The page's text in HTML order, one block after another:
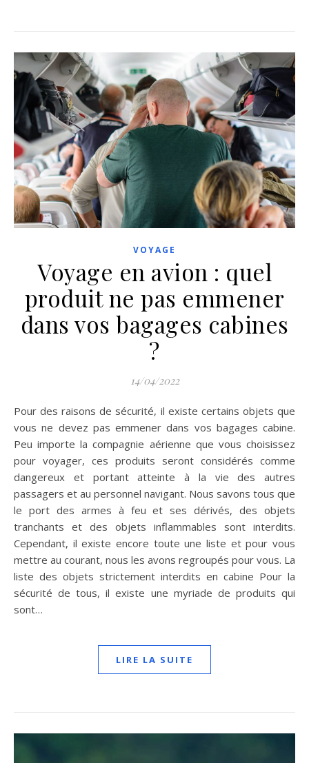
VOYAGE
Voyage en avion : quel
produit ne pas emmener
dans vos bagages cabines
?
14/04/2022
Pour des raisons de sécurité, il existe certains objets que
vous ne devez pas emmener dans vos bagages cabine.
Peu importe la compagnie aérienne que vous choisissez
pour voyager, ces produits seront considérés comme
dangereux et portant atteinte à la vie des autres
passagers et au personnel navigant. Nous savons tous que
le port des armes à feu et ses dérivés, des objets
tranchants et des objets inflammables sont interdits.
Cependant, il existe encore toute une liste et pour vous
mettre au courant, nous les avons regroupés pour vous. La
liste des objets strictement interdits en cabine Pour la
sécurité de tous, il existe une myriade de produits qui
sont…
LIRE LA SUITE